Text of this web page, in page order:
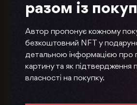
разом із
Автор пропонує кожному
безкоштовний NFT у
детальною інформацією про
картину та як підтвердження
власності на покупку.